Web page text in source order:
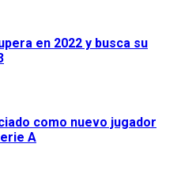
en 2022 y busca su
como nuevo jugador
A